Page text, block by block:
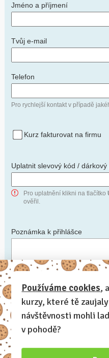
Jméno a příjmení
Tvůj e-mail
Telefon
Pro rychlejší kontakt v případě
Kurz fakturovat na firmu
Uplatnit slevový kód / dárkový
Pro uplatnění klikni na tlačítko
ověřil.
Poznámka k přihlášce
Chceš-li se na cokoli zeptat, nebo
Anonymní profil –
vytvoří tvůj profil na
bude skrytý.
Chci dostávat Naučmese
Používáme cookies,
kurzy, které tě
návštěvnosti mohli
v pohodě?